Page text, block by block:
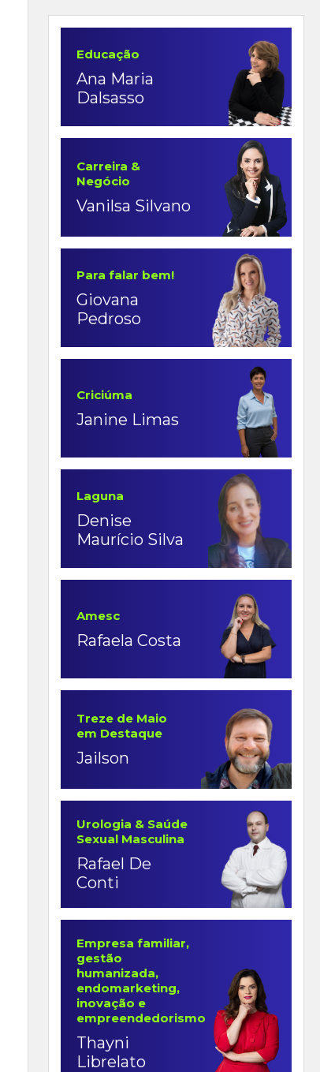
Educação
Ana Maria
Dalsasso
Carreira &
Negócio
Vanilsa Silvano
Para falar bem!
Giovana
Pedroso
Criciúma
Janine Limas
Laguna
Denise
Maurício Silva
Amesc
Rafaela Costa
Treze de Maio
em Destaque
Jailson
Urologia & Saúde
Sexual Masculina
Rafael De
Conti
Empresa familiar,
gestão
humanizada,
endomarketing,
inovação e
empreendedorismo
Thayni
Librelato